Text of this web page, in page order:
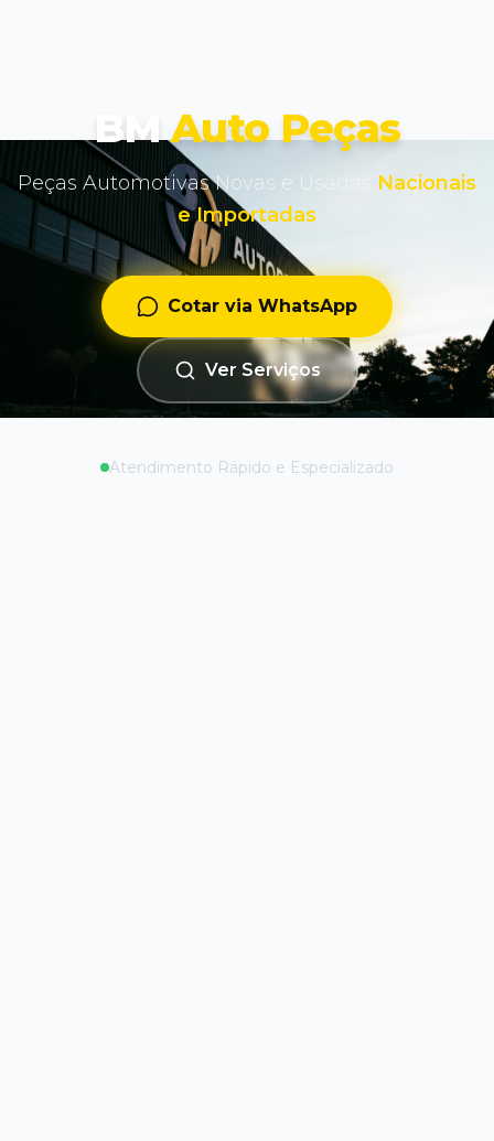
BM Auto Peças
Peças Automotivas Novas e Usadas Nacionais
e Importadas
Cotar via WhatsApp
Ver Serviços
Atendimento Rápido e Especializado